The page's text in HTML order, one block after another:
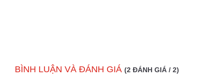
BÌNH LUẬN VÀ ĐÁNH GIÁ (2 ĐÁNH GIÁ / 2)